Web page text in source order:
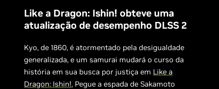
Like a Dragon: Ishin! obteve uma
atualização de desempenho DLSS 2
Kyo, de 1860, é atormentado pela desigualdade
generalizada, e um samurai mudará o curso da
história em sua busca por justiça em Like a
Dragon: Ishin!. Pegue a espada de Sakamoto